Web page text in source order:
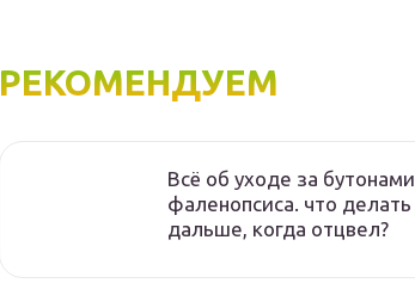
РЕКОМЕНДУЕМ
Всё об уходе за бутонами
фаленопсиса. что делать
дальше, когда отцвел?